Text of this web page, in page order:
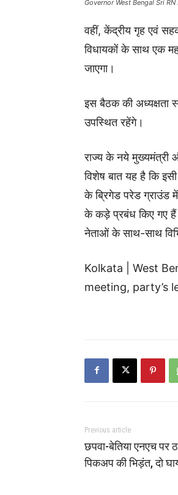
Governor West Bengal Sri
वहीं, केंद्रीय गृह एवं
विधायकों के साथ एक
जाएगा।
इस बैठक की अध्यक्षता
उपस्थित रहेंगे।
राज्य के नये मुख्यमंत्री
विशेष बात यह है कि
के ब्रिगेड परेड ग्राउंड
के कड़े प्रबंध किए गए हैं।
नेताओं के साथ-साथ
Kolkata | West
meeting, party’s
Previous article
छपवा-बेतिया एनएच पर
पिकअप की भिड़ंत, दो